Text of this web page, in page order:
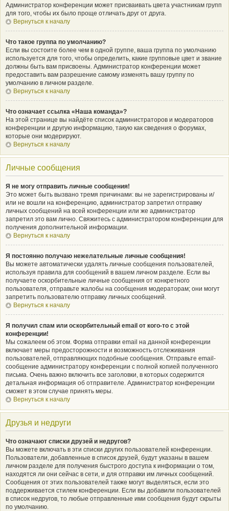
Администратор конференции может присваивать цвета участникам групп
для того, чтобы их было проще отличать друг от друга.
Вернуться к началу
Что такое группа по умолчанию?
Если вы состоите более чем в одной группе, ваша группа по умолчанию
используется для того, чтобы определить, какие групповые цвет и звание
должны быть вам присвоены. Администратор конференции может
предоставить вам разрешение самому изменять вашу группу по
умолчанию в личном разделе.
Вернуться к началу
Что означает ссылка «Наша команда»?
На этой странице вы найдёте список администраторов и модераторов
конференции и другую информацию, такую как сведения о форумах,
которые они модерируют.
Вернуться к началу
Личные сообщения
Я не могу отправить личные сообщения!
Это может быть вызвано тремя причинами: вы не зарегистрированы и/
или не вошли на конференцию, администратор запретил отправку
личных сообщений на всей конференции или же администратор
запретил это вам лично. Свяжитесь с администратором конференции для
получения дополнительной информации.
Вернуться к началу
Я постоянно получаю нежелательные личные сообщения!
Вы можете автоматически удалять личные сообщения пользователей,
используя правила для сообщений в вашем личном разделе. Если вы
получаете оскорбительные личные сообщения от конкретного
пользователя, отправьте жалобы на сообщения модераторам; они могут
запретить пользователю отправку личных сообщений.
Вернуться к началу
Я получил спам или оскорбительный email от кого-то с этой
конференции!
Мы сожалеем об этом. Форма отправки email на данной конференции
включает меры предосторожности и возможность отслеживания
пользователей, отправляющих подобные сообщения. Отправьте email-
сообщение администратору конференции с полной копией полученного
письма. Очень важно включить все заголовки, в которых содержится
детальная информация об отправителе. Администратор конференции
сможет в этом случае принять меры.
Вернуться к началу
Друзья и недруги
Что означают списки друзей и недругов?
Вы можете включать в эти списки других пользователей конференции.
Пользователи, добавленные в список друзей, будут указаны в вашем
личном разделе для получения быстрого доступа к информации о том,
находятся ли они сейчас в сети, и для отправки им личных сообщений.
Сообщения от этих пользователей также могут выделяться, если это
поддерживается стилем конференции. Если вы добавили пользователей
в список недругов, то любые отправленные ими сообщения будут скрыты
по умолчанию.